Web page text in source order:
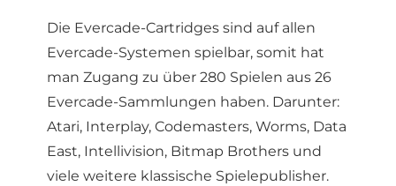
Die Evercade-Cartridges sind auf allen
Evercade-Systemen spielbar, somit hat
man Zugang zu über 280 Spielen aus 26
Evercade-Sammlungen haben. Darunter:
Atari, Interplay, Codemasters, Worms, Data
East, Intellivision, Bitmap Brothers und
viele weitere klassische Spielepublisher.